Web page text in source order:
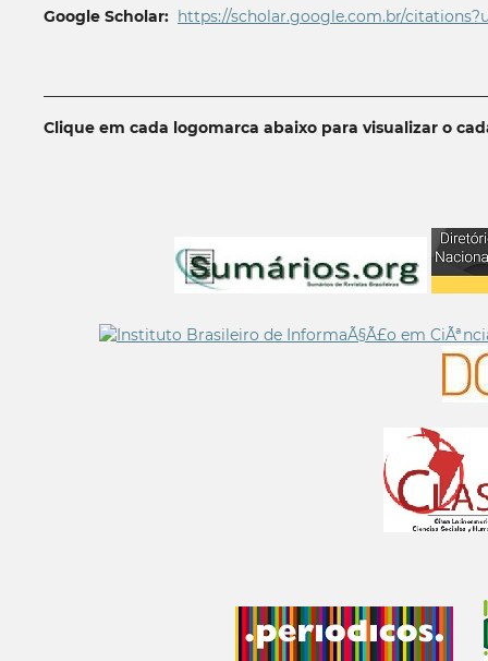
Google Scholar: https://scholar.google.com.br/
Clique em cada logomarca abaixo para visualizar o